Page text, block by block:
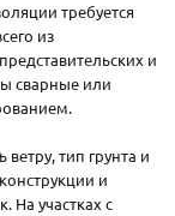
требуется
из
и
сварные или
тип грунта и
и
На участках с